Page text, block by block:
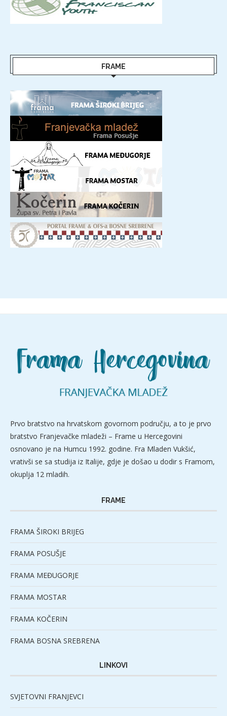
FRAME
Prvo bratstvo na hrvatskom govornom području, a to je prvo
bratstvo Franjevačke mladeži – Frame u Hercegovini
osnovano je na Humcu 1992. godine. Fra Mladen Vukšić,
vrativši se sa studija iz Italije, gdje je došao u dodir s Framom,
okuplja 12 mladih.
FRAME
FRAMA ŠIROKI BRIJEG
FRAMA POSUŠJE
FRAMA MEĐUGORJE
FRAMA MOSTAR
FRAMA KOČERIN
FRAMA BOSNA SREBRENA
LINKOVI
SVJETOVNI FRANJEVCI